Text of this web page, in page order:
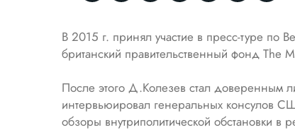
В 2015 г. принял участие в пресс-туре по
британский правительственный фонд The
После этого Д.Колезев стал доверенным
интервьюировал генеральных консулов
обзоры внутриполитической обстановки в